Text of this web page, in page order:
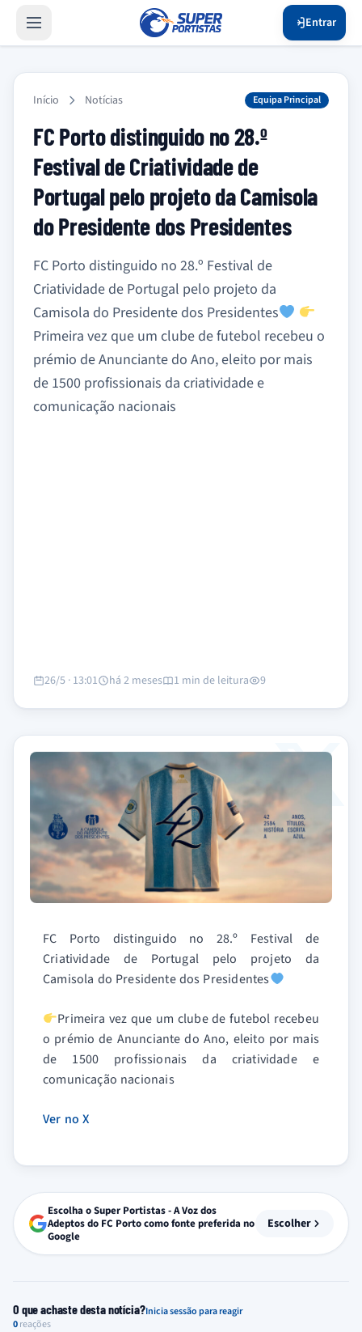
Entrar
Início Notícias Equipa Principal
FC Porto distinguido no 28.º
Festival de Criatividade de
Portugal pelo projeto da Camisola
do Presidente dos Presidentes
FC Porto distinguido no 28.º Festival de
Criatividade de Portugal pelo projeto da
Camisola do Presidente dos Presidentes
Primeira vez que um clube de futebol recebeu o
prémio de Anunciante do Ano, eleito por mais
de 1500 profissionais da criatividade e
comunicação nacionais
26/5 · 13:01 há 2 meses 1 min de leitura 9
FC Porto distinguido no 28.º Festival de
Criatividade de Portugal pelo projeto da
Camisola do Presidente dos Presidentes
Primeira vez que um clube de futebol recebeu
o prémio de Anunciante do Ano, eleito por mais
de 1500 profissionais da criatividade e
comunicação nacionais
Ver no X
Escolha o Super Portistas - A Voz dos
Adeptos do FC Porto como fonte preferida no
Google
Escolher
O que achaste desta notícia?Inicia sessão para reagir
0reações